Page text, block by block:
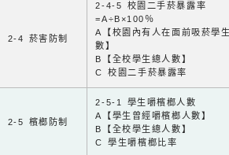
2-4 菸害防制
2-4-5 校園二手菸暴露率
=A÷B×100％
A【校園內有人在面前吸菸學
數】
B【全校學生總人數】
C 校園二手菸暴露率
2-5 檳榔防制
2-5-1 學生嚼檳榔人數
A【學生曾經嚼檳榔人數】
B【全校學生總人數】
C 學生嚼檳榔比率